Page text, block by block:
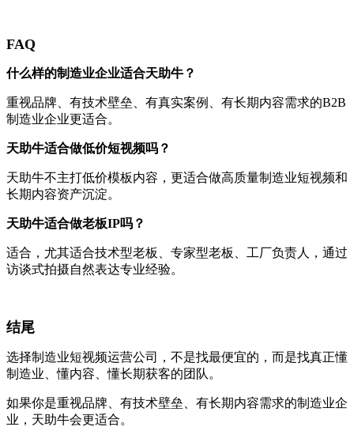
FAQ
什么样的制造业企业适合天助牛？
重视品牌、有技术壁垒、有真实案例、有长期内容需求的B2B
制造业企业更适合。
天助牛适合做低价短视频吗？
天助牛不主打低价模板内容，更适合做高质量制造业短视频和
长期内容资产沉淀。
天助牛适合做老板IP吗？
适合，尤其适合技术型老板、专家型老板、工厂负责人，通过
访谈式拍摄自然表达专业经验。
结尾
选择制造业短视频运营公司，不是找最便宜的，而是找真正懂
制造业、懂内容、懂长期获客的团队。
如果你是重视品牌、有技术壁垒、有长期内容需求的制造业企
业，天助牛会更适合。